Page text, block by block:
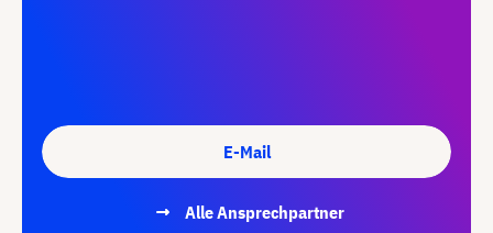
E-Mail
Alle Ansprechpartner